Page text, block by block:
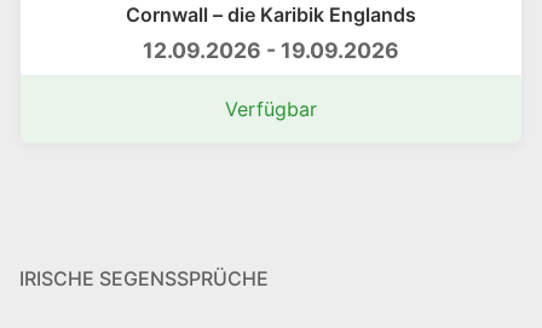
Cornwall – die Karibik Englands
12.09.2026 - 19.09.2026
Verfügbar
IRISCHE SEGENSSPRÜCHE